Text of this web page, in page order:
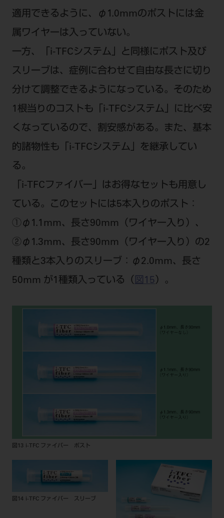
適用できるように、φ1.0mmのポストには金
属ワイヤーは入っていない。
一方、「i-TFCシステム」と同様にポスト及び
スリーブは、症例に合わせて自由な長さに切り
分けて調整できるようになっている。そのため
1根当りのコストも「i-TFCシステム」に比べ安
くなっているので、割安感がある。また、基本
的諸物性も「i-TFCシステム」を継承してい
る。
「i-TFCファイバー」はお得なセットも用意し
ている。このセットには5本入りのポスト：
①φ1.1mm、長さ90mm（ワイヤー入り）、
②φ1.3mm、長さ90mm（ワイヤー入り）の2
種類と3本入りのスリーブ：φ2.0mm、長さ
50mm が1種類入っている（ 図15 ）。
図13 i-TFC ファイバー ポスト
図14 i-TFC ファイバー スリーブ